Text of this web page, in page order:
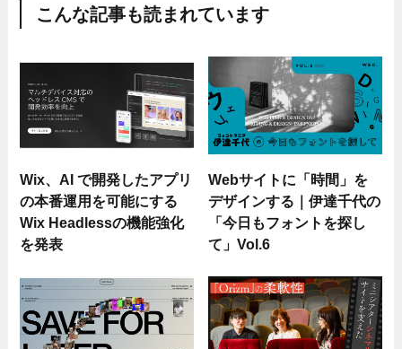
こんな記事も読まれています
Wix、AI で開発したアプリ
の本番運用を可能にする
Wix Headlessの機能強化
を発表
Webサイトに「時間」を
デザインする｜伊達千代の
「今日もフォントを探し
て」Vol.6